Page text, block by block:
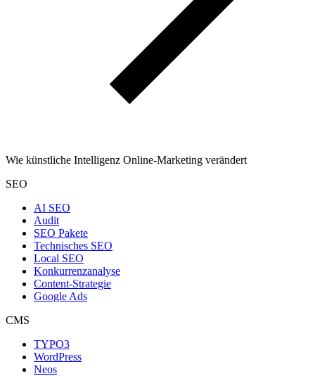
Wie künstliche Intelligenz Online-Marketing verändert
SEO
AI SEO
Audit
SEO Pakete
Technisches SEO
Local SEO
Konkurrenzanalyse
Content-Strategie
Google Ads
CMS
TYPO3
WordPress
Neos